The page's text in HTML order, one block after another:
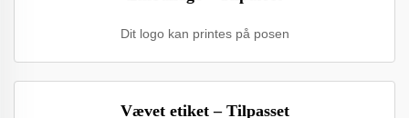
Dit logo kan printes på posen
Vævet etiket – Tilpasset